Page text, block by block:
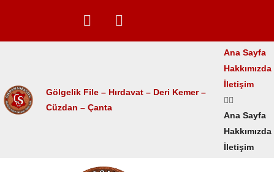
Gölgelik File – Hırdavat – Deri Kemer –
Cüzdan – Çanta
Ana Sayfa
Hakkımızda
İletişim
Ana Sayfa
Hakkımızda
İletişim